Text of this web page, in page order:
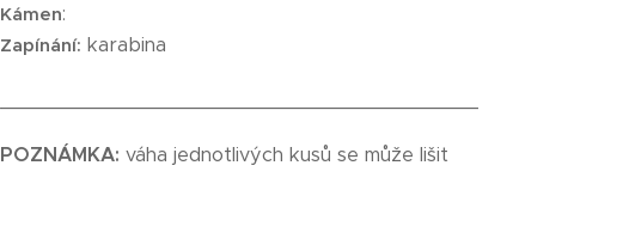
Kámen:
Zapínání: karabina
POZNÁMKA:váha jednotlivých kusů se může lišit